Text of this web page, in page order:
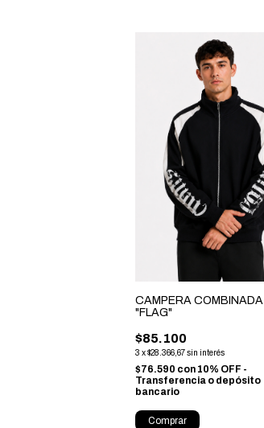
CAMPERA COMBINADA
"FLAG"
$85.100
3 x$28.366,67 sin interés
$76.590 con 10% OFF -
Transferencia o depósito
bancario
Comprar